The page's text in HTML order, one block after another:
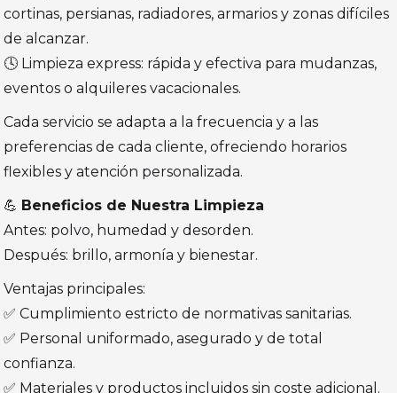
cortinas, persianas, radiadores, armarios y zonas difíciles
de alcanzar.
🕓 Limpieza express: rápida y efectiva para mudanzas,
eventos o alquileres vacacionales.
Cada servicio se adapta a la frecuencia y a las
preferencias de cada cliente, ofreciendo horarios
flexibles y atención personalizada.
💪 Beneficios de Nuestra Limpieza
Antes: polvo, humedad y desorden.
Después: brillo, armonía y bienestar.
Ventajas principales:
✅ Cumplimiento estricto de normativas sanitarias.
✅ Personal uniformado, asegurado y de total
confianza.
✅ Materiales y productos incluidos sin coste adicional.